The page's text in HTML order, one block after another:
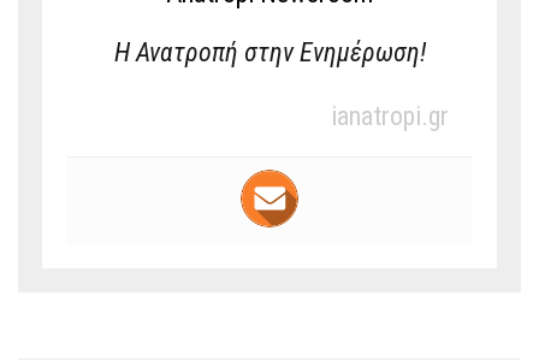
Η Ανατροπή στην Ενημέρωση!
ianatropi.gr